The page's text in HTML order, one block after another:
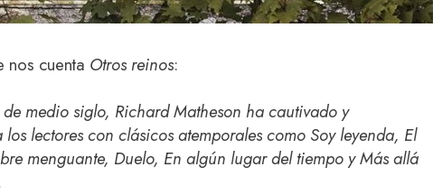
nos cuenta Otros reinos:
medio siglo, Richard Matheson ha cautivado y
lectores con clásicos atemporales como Soy leyenda, El
menguante, Duelo, En algún lugar del tiempo y Más allá